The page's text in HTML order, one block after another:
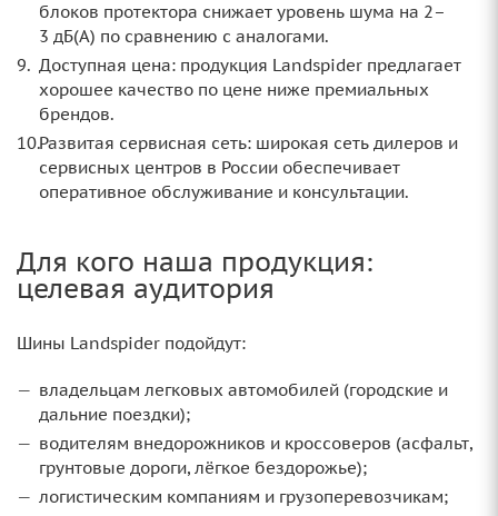
блоков протектора снижает уровень шума на 2–
3 дБ(А) по сравнению с аналогами.
Доступная цена: продукция Landspider предлагает
хорошее качество по цене ниже премиальных
брендов.
Развитая сервисная сеть: широкая сеть дилеров и
сервисных центров в России обеспечивает
оперативное обслуживание и консультации.
Для кого наша продукция:
целевая аудитория
Шины Landspider подойдут:
владельцам легковых автомобилей (городские и
дальние поездки);
водителям внедорожников и кроссоверов (асфальт,
грунтовые дороги, лёгкое бездорожье);
логистическим компаниям и грузоперевозчикам;